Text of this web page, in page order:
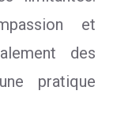
et
des
pratique